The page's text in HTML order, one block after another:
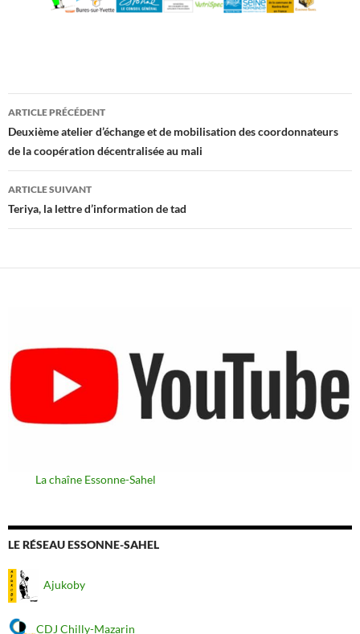
Navigation
des
articles
ARTICLE PRÉCÉDENT
Deuxième atelier d’échange et de mobilisation des coordonnateurs
de la coopération décentralisée au mali
ARTICLE SUIVANT
Teriya, la lettre d’information de tad
La chaîne Essonne-Sahel
LE RÉSEAU ESSONNE-SAHEL
Ajukoby
CDJ Chilly-Mazarin